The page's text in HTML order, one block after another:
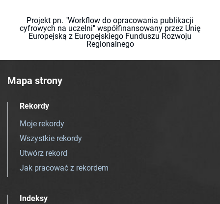
Projekt pn. "Workflow do opracowania publikacji
cyfrowych na uczelni" współfinansowany przez Unię
Europejską z Europejskiego Funduszu Rozwoju
Regionalnego
Mapa strony
Rekordy
Moje rekordy
Wszystkie rekordy
Utwórz rekord
Jak pracować z rekordem
Indeksy